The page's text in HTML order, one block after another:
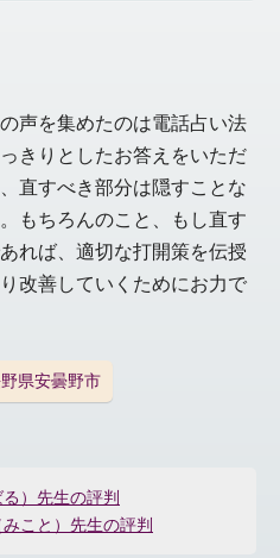
声を集めたのは電話占い法
きりとしたお答えをいただ
直すべき部分は隠すことな
もちろんのこと、もし直す
れば、適切な打開策を伝授
改善していくためにお力で
県安曇野市
）先生の評判
こと）先生の評判